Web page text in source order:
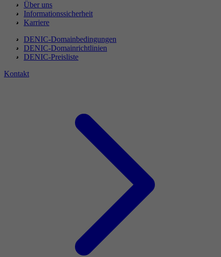
Über uns
Informationssicherheit
Karriere
DENIC-Domainbedingungen
DENIC-Domainrichtlinien
DENIC-Preisliste
Kontakt